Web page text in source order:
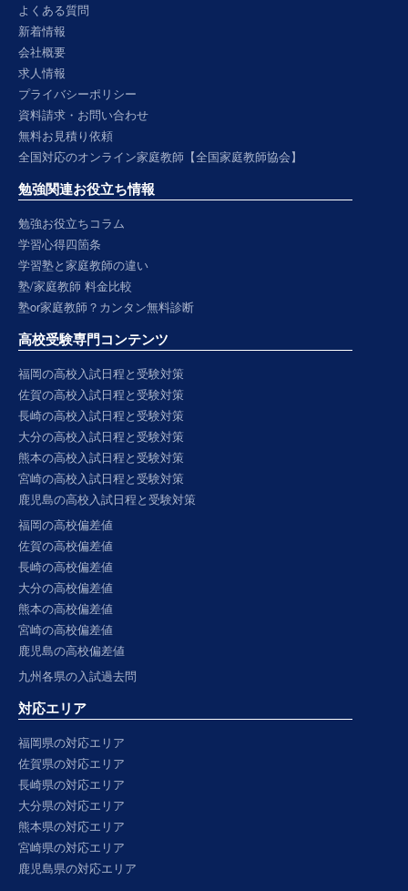
よくある質問
新着情報
会社概要
求人情報
プライバシーポリシー
資料請求・お問い合わせ
無料お見積り依頼
全国対応のオンライン家庭教師【全国家庭教師協会】
勉強関連お役立ち情報
勉強お役立ちコラム
学習心得四箇条
学習塾と家庭教師の違い
塾/家庭教師 料金比較
塾or家庭教師？カンタン無料診断
高校受験専門コンテンツ
福岡の高校入試日程と受験対策
佐賀の高校入試日程と受験対策
長崎の高校入試日程と受験対策
大分の高校入試日程と受験対策
熊本の高校入試日程と受験対策
宮崎の高校入試日程と受験対策
鹿児島の高校入試日程と受験対策
福岡の高校偏差値
佐賀の高校偏差値
長崎の高校偏差値
大分の高校偏差値
熊本の高校偏差値
宮崎の高校偏差値
鹿児島の高校偏差値
九州各県の入試過去問
対応エリア
福岡県の対応エリア
佐賀県の対応エリア
長崎県の対応エリア
大分県の対応エリア
熊本県の対応エリア
宮崎県の対応エリア
鹿児島県の対応エリア